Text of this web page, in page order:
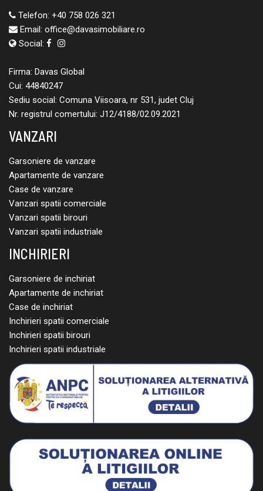
Telefon: +40 758 026 321
Email: office@davasimobiliare.ro
Social:
Firma: Davas Global
Cui: 44840247
Sediu social: Comuna Viisoara, nr 531, judet Cluj
Nr. registrul comertului: J12/4188/02.09.2021
VANZARI
Garsoniere de vanzare
Apartamente de vanzare
Case de vanzare
Vanzari spatii comerciale
Vanzari spatii birouri
Vanzari spatii industriale
INCHIRIERI
Garsoniere de inchiriat
Apartamente de inchiriat
Case de inchiriat
Inchirieri spatii comerciale
Inchirieri spatii birouri
Inchirieri spatii industriale